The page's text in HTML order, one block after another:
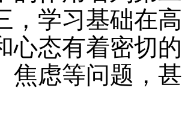
， 学习基础在
心态有着密切
焦虑等问题 ，